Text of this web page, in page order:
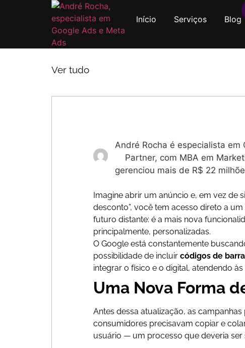
Início Serviços Blog
Ver tudo
André Rocha é especialista
Partner, com MBA em
gerenciou mais de R$ 22
Imagine abrir um anúncio e, em vez de
desconto”, você tem acesso direto a
futuro distante: é a mais nova
principalmente, personalizadas.
O Google está constantemente
possibilidade de incluir códigos de
integrar o físico e o digital, atendendo
Uma Nova Forma
Antes dessa atualização, as
consumidores precisavam copiar e
usuário — um processo que deveria